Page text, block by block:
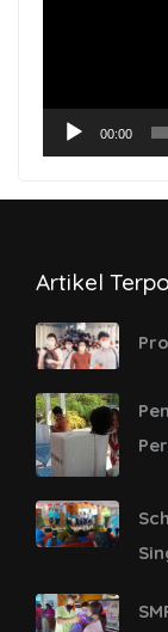
00:00
Artikel